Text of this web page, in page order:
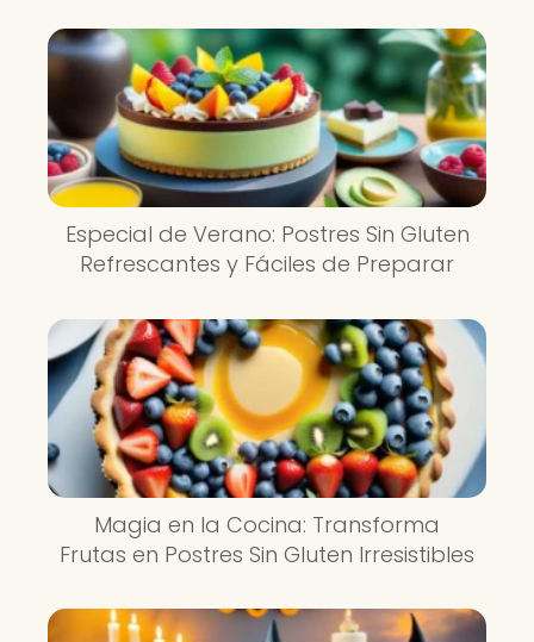
Especial de Verano: Postres Sin Gluten
Refrescantes y Fáciles de Preparar
Magia en la Cocina: Transforma
Frutas en Postres Sin Gluten Irresistibles